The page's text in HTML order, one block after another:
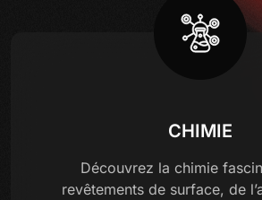
CHIMIE
Découvrez la chimie
revêtements de surface, de